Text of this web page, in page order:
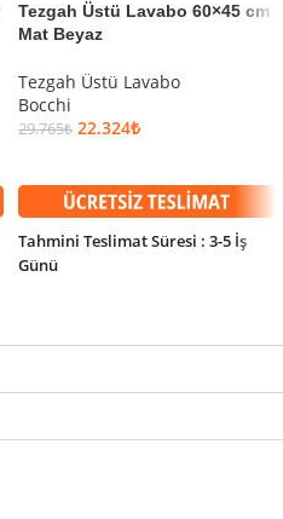
Tezgah Üstü Lavabo 60×45 cm
Mat Beyaz
Tezgah Üstü Lavabo
Bocchi
29.765₺ 22.324₺
Tahmini Teslimat Süresi : 3-5 İş
Günü